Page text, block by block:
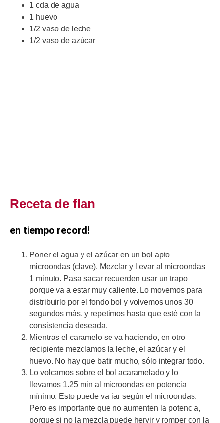
1 cda de agua
1 huevo
1/2 vaso de leche
1/2 vaso de azúcar
Receta de flan
en tiempo record!
Poner el agua y el azúcar en un bol apto
microondas (clave). Mezclar y llevar al microondas
1 minuto. Pasa sacar recuerden usar un trapo
porque va a estar muy caliente. Lo movemos para
distribuirlo por el fondo bol y volvemos unos 30
segundos más, y repetimos hasta que esté con la
consistencia deseada.
Mientras el caramelo se va haciendo, en otro
recipiente mezclamos la leche, el azúcar y el
huevo. No hay que batir mucho, sólo integrar todo.
Lo volcamos sobre el bol acaramelado y lo
llevamos 1.25 min al microondas en potencia
mínimo. Esto puede variar según el microondas.
Pero es importante que no aumenten la potencia,
porque si no la mezcla puede hervir y romper con la